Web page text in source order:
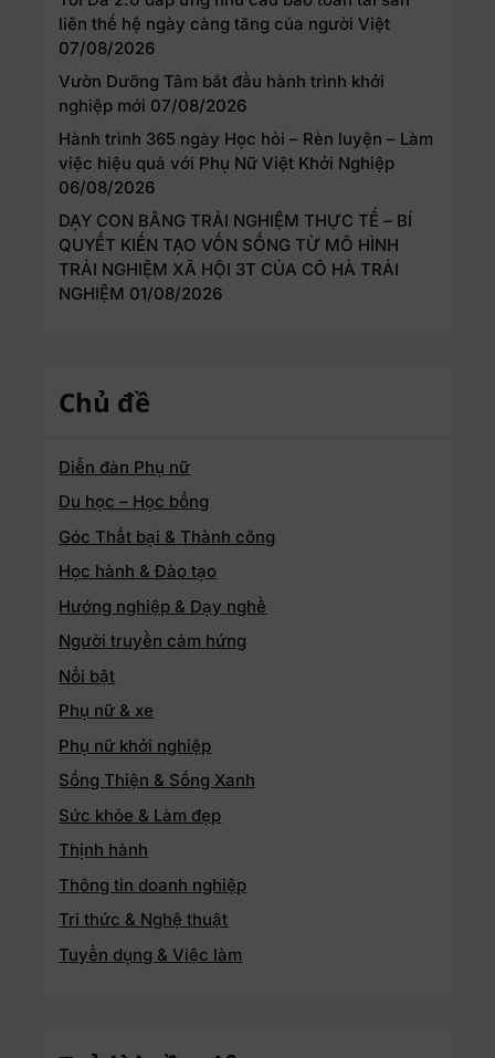
liên thế hệ ngày càng tăng của người Việt
07/08/2026
Vườn Dưỡng Tâm bắt đầu hành trình khởi
nghiệp mới 07/08/2026
Hành trình 365 ngày Học hỏi – Rèn luyện – Làm
việc hiệu quả với Phụ Nữ Việt Khởi Nghiệp
06/08/2026
DẠY CON BẰNG TRẢI NGHIỆM THỰC TẾ – BÍ
QUYẾT KIẾN TẠO VỐN SỐNG TỪ MÔ HÌNH
TRẢI NGHIỆM XÃ HỘI 3T CỦA CÔ HÀ TRẢI
NGHIỆM 01/08/2026
Chủ đề
Diễn đàn Phụ nữ
Du học – Học bổng
Góc Thất bại & Thành công
Học hành & Đào tạo
Hướng nghiệp & Dạy nghề
Người truyền cảm hứng
Nổi bật
Phụ nữ & xe
Phụ nữ khởi nghiệp
Sống Thiện & Sống Xanh
Sức khỏe & Làm đẹp
Thịnh hành
Thông tin doanh nghiệp
Tri thức & Nghệ thuật
Tuyển dụng & Việc làm